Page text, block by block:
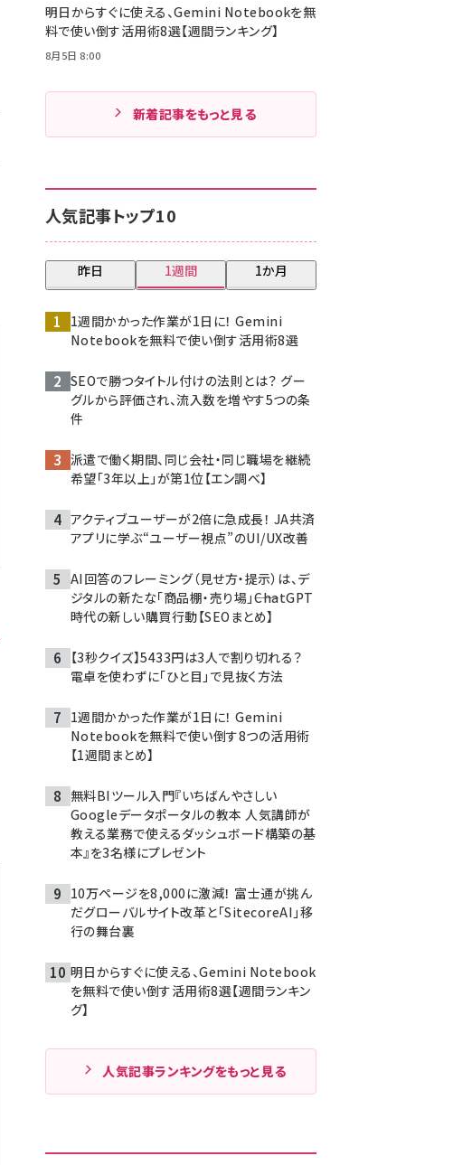
明日からすぐに使える、Gemini Notebookを無
料で使い倒す活用術8選【週間ランキング】
8月5日 8:00
新着記事をもっと見る
人気記事トップ10
昨日 1週間 1か月
1週間かかった作業が1日に！ Gemini
Notebookを無料で使い倒す活用術8選
SEOで勝つタイトル付けの法則とは？ グー
グルから評価され、流入数を増やす5つの条
件
派遣で働く期間、同じ会社・同じ職場を継続
希望「3年以上」が第1位【エン調べ】
アクティブユーザーが2倍に急成長！ JA共済
アプリに学ぶ“ユーザー視点”のUI/UX改善
AI回答のフレーミング（見せ方・提示）は、デ
ジタルの新たな「商品棚・売り場」――ChatGPT
時代の新しい購買行動【SEOまとめ】
【3秒クイズ】5433円は3人で割り切れる？
電卓を使わずに「ひと目」で見抜く方法
1週間かかった作業が1日に！ Gemini
Notebookを無料で使い倒す8つの活用術
【1週間まとめ】
無料BIツール入門『いちばんやさしい
Googleデータポータルの教本 人気講師が
教える業務で使えるダッシュボード構築の基
本』を3名様にプレゼント
10万ページを8,000に激減！ 富士通が挑ん
だグローバルサイト改革と「SitecoreAI」移
行の舞台裏
明日からすぐに使える、Gemini Notebook
を無料で使い倒す活用術8選【週間ランキン
グ】
人気記事ランキングをもっと見る